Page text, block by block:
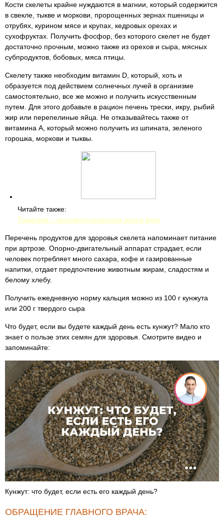
Кости скелеты крайне нуждаются в магнии, который содержится
в свекле, тыкве и моркови, пророщенных зернах пшеницы и
отрубях, курином мясе и крупах, кедровых орехах и
сухофруктах. Получить фосфор, без которого скелет не будет
достаточно прочным, можно также из орехов и сыра, мясных
субпродуктов, бобовых, мяса птицы.
Скелету также необходим витамин D, который, хоть и
образуется под действием солнечных лучей в организме
самостоятельно, все же можно и получить искусственным
путем. Для этого добавьте в рацион печень трески, икру, рыбий
жир или перепелиные яйца. Не отказывайтесь также от
витамина А, который можно получить из шпината, зеленого
горошка, моркови и тыквы.
Читайте также:
Тадасана – основополагающая асана йоги
Перечень продуктов для здоровья скелета напоминает питание
при артрозе. Опорно-двигательный аппарат страдает, если
человек потребляет много сахара, кофе и газированные
напитки, отдает предпочтение животным жирам, сладостям и
белому хлебу.
Получить ежедневную норму кальция можно из 100 г кунжута
или 200 г твердого сыра
Что будет, если вы будете каждый день есть кунжут? Мало кто
знает о пользе этих семян для здоровья. Смотрите видео и
запоминайте:
Кунжут: что будет, если есть его каждый день?
ОБРАЩЕНИЕ ГЛАВНОГО ВРАЧА: